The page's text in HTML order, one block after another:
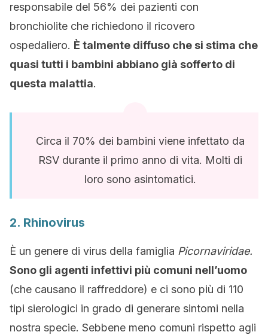
responsabile del 56% dei pazienti con
bronchiolite che richiedono il ricovero
ospedaliero. È talmente diffuso che si stima che
quasi tutti i bambini abbiano già sofferto di
questa malattia.
Circa il 70% dei bambini viene infettato da
RSV durante il primo anno di vita. Molti di
loro sono asintomatici.
2. Rhinovirus
È un genere di virus della famiglia Picornaviridae.
Sono gli agenti infettivi più comuni nell’uomo
(che causano il raffreddore) e ci sono più di 110
tipi sierologici in grado di generare sintomi nella
nostra specie. Sebbene meno comuni rispetto agli